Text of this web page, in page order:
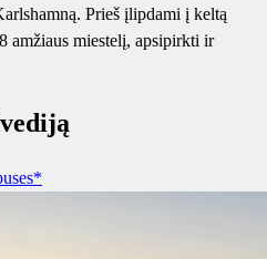
Prieš įlipdami į keltą
amžiaus miestelį, apsipirkti ir